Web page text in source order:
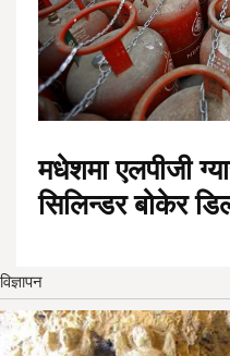
मधेशमा एलपीजी
सिलिन्डर बोकेर